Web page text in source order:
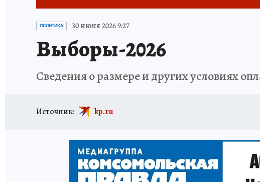
ОТДЫХ В РОССИИ
ПОЛИТИКА 30 июня 2026 9:27
Выборы-2026
Сведения о размере и других условиях
Источник: kp.ru